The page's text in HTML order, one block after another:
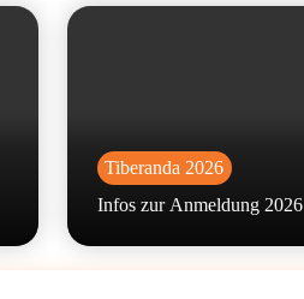
Tiberanda 2026
Infos zur Anmeldung 2026